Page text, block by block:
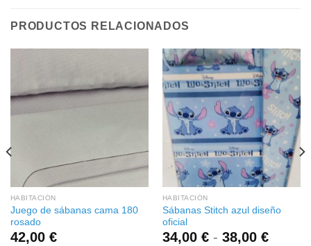
PRODUCTOS RELACIONADOS
HABITACIÓN
Juego de sábanas cama 180
rosado
42,00 €
HABITACIÓN
Sábanas Stitch azul diseño
oficial
34,00 € - 38,00 €Rango